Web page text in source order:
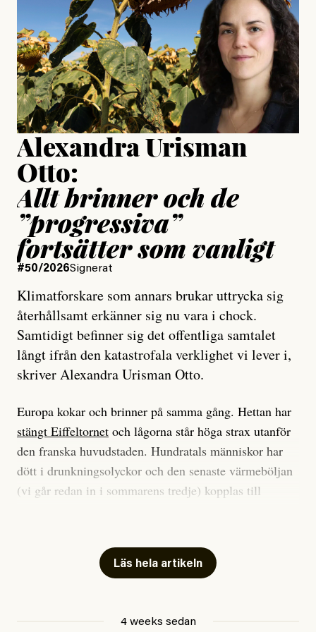
Publicerad24 July, 2026
Jesper Lundby
Publicerad15 July, 2026
Uppdaterad15 July, 2026
Alexandra Urisman
Otto:
Allt brinner och de
”progressiva”
fortsätter som vanligt
#50/2026Signerat
Klimatforskare som annars brukar uttrycka sig
återhållsamt erkänner sig nu vara i chock.
Samtidigt befinner sig det offentliga samtalet
långt ifrån den katastrofala verklighet vi lever i,
skriver Alexandra Urisman Otto.
Europa kokar och brinner på samma gång. Hettan har
stängt Eiffeltornet och lågorna står höga strax utanför
den franska huvudstaden. Hundratals människor har
dött i drunkningsolyckor och den senaste värmeböljan
(vi går redan in i sommarens tredje) kopplas till
Har du också panik i hettan? Känns det som en
mardröm? Bra, allt annat vore fullständigt orimligt.
att han brukar vara ganska återhållsam när han
Läs hela artikeln
4 weeks sedan